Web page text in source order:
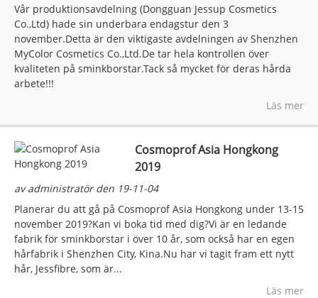
Vår produktionsavdelning (Dongguan Jessup Cosmetics
Co.,Ltd) hade sin underbara endagstur den 3
november.Detta är den viktigaste avdelningen av Shenzhen
MyColor Cosmetics Co.,Ltd.De tar hela kontrollen över
kvaliteten på sminkborstar.Tack så mycket för deras hårda
arbete!!!
Läs mer
Cosmoprof Asia Hongkong
2019
av administratör den 19-11-04
Planerar du att gå på Cosmoprof Asia Hongkong under 13-15
november 2019?Kan vi boka tid med dig?Vi är en ledande
fabrik för sminkborstar i över 10 år, som också har en egen
hårfabrik i Shenzhen City, Kina.Nu har vi tagit fram ett nytt
hår, Jessfibre, som är...
Läs mer